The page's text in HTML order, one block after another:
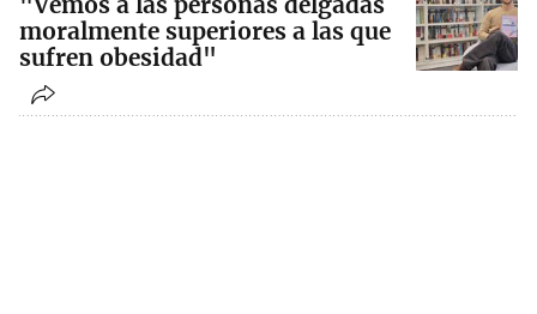
moralmente superiores a las que
sufren obesidad"